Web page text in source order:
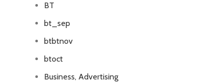
BT
bt_sep
btbtnov
btoct
Business, Advertising